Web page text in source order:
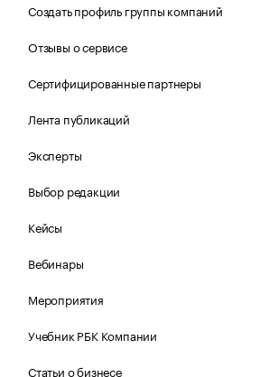
Создать профиль группы компаний
Отзывы о сервисе
Сертифицированные партнеры
Лента публикаций
Эксперты
Выбор редакции
Кейсы
Вебинары
Мероприятия
Учебник РБК Компании
Статьи о бизнесе